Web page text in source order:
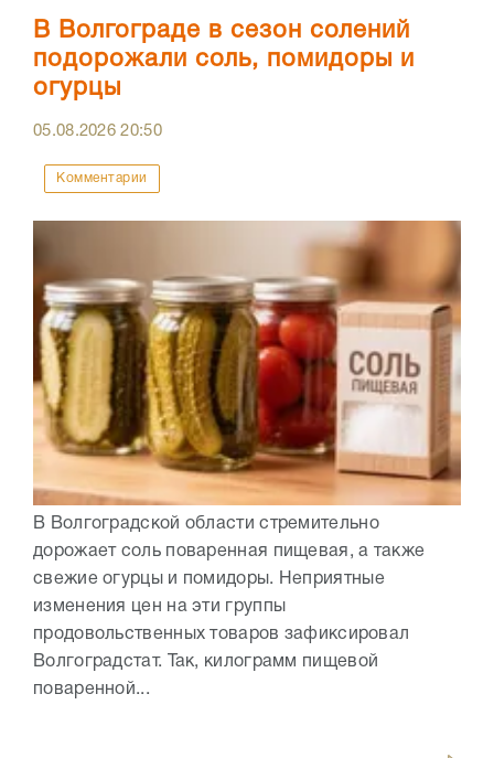
В Волгограде в сезон солений
подорожали соль, помидоры и
огурцы
05.08.202620:50
Комментарии
В Волгоградской области стремительно
дорожает соль поваренная пищевая, а также
свежие огурцы и помидоры. Неприятные
изменения цен на эти группы
продовольственных товаров зафиксировал
Волгоградстат. Так, килограмм пищевой
поваренной...